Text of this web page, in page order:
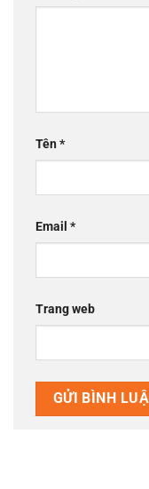
Tên*
Email *
Trang web